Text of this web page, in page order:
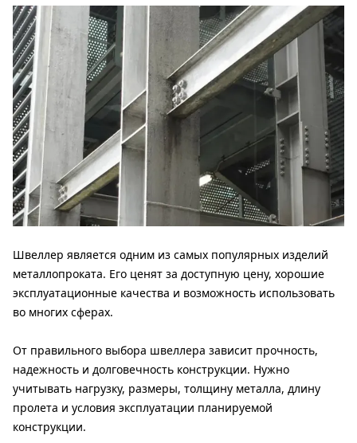
Швеллер является одним из самых популярных изделий
металлопроката. Его ценят за доступную цену, хорошие
эксплуатационные качества и возможность использовать
во многих сферах.
От правильного выбора швеллера зависит прочность,
надежность и долговечность конструкции. Нужно
учитывать нагрузку, размеры, толщину металла, длину
пролета и условия эксплуатации планируемой
конструкции.